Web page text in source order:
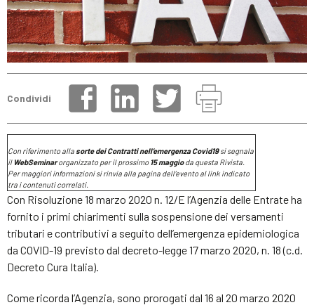
Condividi
Con riferimento allasorte dei Contratti nell’emergenza Covid19si segnala
il WebSeminarorganizzato per il prossimo 15 maggioda questa Rivista.
Per maggiori informazioni si rinvia alla pagina dell’evento al link indicato
tra i contenuti correlati.
Con Risoluzione 18 marzo 2020 n. 12/E l’Agenzia delle Entrate ha
fornito i primi chiarimenti sulla sospensione dei versamenti
tributari e contributivi a seguito dell’emergenza epidemiologica
da COVID-19 previsto dal decreto-legge 17 marzo 2020, n. 18 (c.d.
Decreto Cura Italia).
Come ricorda l’Agenzia, sono prorogati dal 16 al 20 marzo 2020